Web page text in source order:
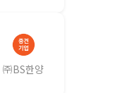
㈜BS한양